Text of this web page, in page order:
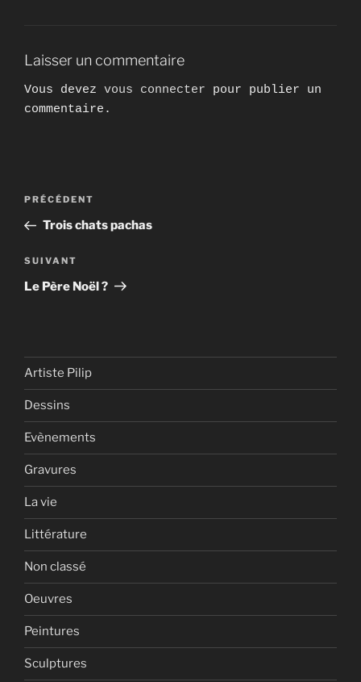
Laisser un commentaire
Vous devez vous connecter pour publier un
commentaire.
Navigation
l’article
Article
précédent
PRÉCÉDENT
Trois chats pachas
Article
suivant
SUIVANT
Le Père Noël ?
Artiste Pilip
Dessins
Evènements
Gravures
La vie
Littérature
Non classé
Oeuvres
Peintures
Sculptures